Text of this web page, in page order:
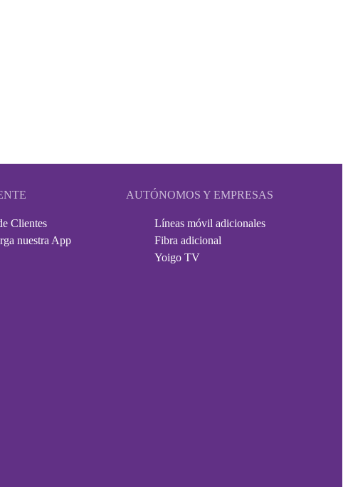
Clientes
nuestra App
AUTÓNOMOS Y EMPRESAS
Líneas móvil adicionales
Fibra adicional
Yoigo TV